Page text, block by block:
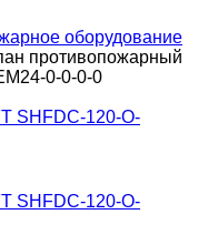
оборудование
противопожарный
0-0-0-0
SHFDC-120-O-
SHFDC-120-O-